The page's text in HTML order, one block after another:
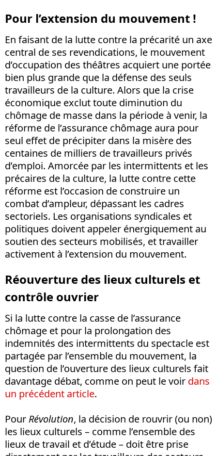
Pour l’extension du mouvement !
En faisant de la lutte contre la précarité un axe
central de ses revendications, le mouvement
d’occupation des théâtres acquiert une portée
bien plus grande que la défense des seuls
travailleurs de la culture. Alors que la crise
économique exclut toute diminution du
chômage de masse dans la période à venir, la
réforme de l’assurance chômage aura pour
seul effet de précipiter dans la misère des
centaines de milliers de travailleurs privés
d’emploi. Amorcée par les intermittents et les
précaires de la culture, la lutte contre cette
réforme est l’occasion de construire un
combat d’ampleur, dépassant les cadres
sectoriels. Les organisations syndicales et
politiques doivent appeler énergiquement au
soutien des secteurs mobilisés, et travailler
activement à l’extension du mouvement.
Réouverture des lieux culturels et
contrôle ouvrier
Si la lutte contre la casse de l’assurance
chômage et pour la prolongation des
indemnités des intermittents du spectacle est
partagée par l’ensemble du mouvement, la
question de l’ouverture des lieux culturels fait
davantage débat, comme on peut le voir dans
un précédent article.
Pour Révolution, la décision de rouvrir (ou non)
les lieux culturels – comme l’ensemble des
lieux de travail et d’étude – doit être prise